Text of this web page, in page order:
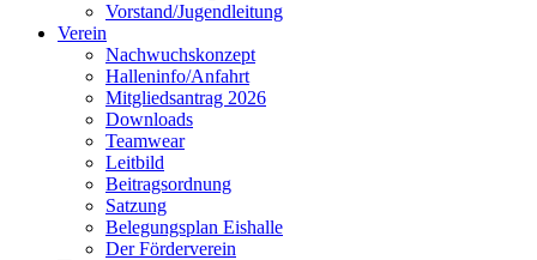
Vorstand/Jugendleitung
Verein
Nachwuchskonzept
Halleninfo/Anfahrt
Mitgliedsantrag 2026
Downloads
Teamwear
Leitbild
Beitragsordnung
Satzung
Belegungsplan Eishalle
Der Förderverein